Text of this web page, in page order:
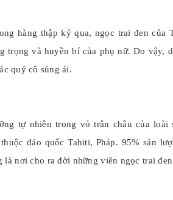
hàng thập kỷ qua, ngọc trai đen của
trọng và huyền bí của phụ nữ. Do vậy,
quý cô sủng ái.
tự nhiên trong vỏ trân châu của loài
đảo quốc Tahiti, Pháp. 95% sản
nơi cho ra đời những viên ngọc trai